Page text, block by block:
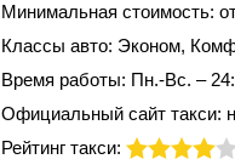
Минимальная стоимость:
Классы авто: Эконом,
Время работы: Пн.-Вс. –
Официальный сайт такси:
Рейтинг такси: